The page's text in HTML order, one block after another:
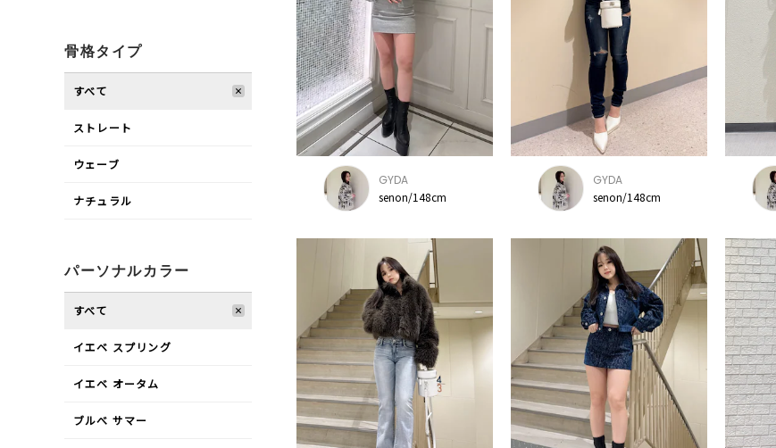
GYDA
senon/148cm
GYDA
senon/148cm
骨格タイプ
すべて
ストレート
ウェーブ
ナチュラル
パーソナルカラー
すべて
イエベ スプリング
イエベ オータム
ブルべ サマー